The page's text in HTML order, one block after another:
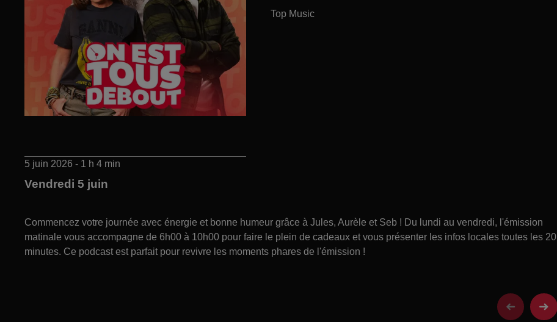
Top Music
5 juin 2026 - 1 h 4 min
Vendredi 5 juin
Commencez votre journée avec énergie et bonne humeur grâce à Jules, Aurèle et Seb ! Du lundi au vendredi, l'émission
matinale vous accompagne de 6h00 à 10h00 pour faire le plein de cadeaux et vous présenter les infos locales toutes les 20
minutes. Ce podcast est parfait pour revivre les moments phares de l'émission !